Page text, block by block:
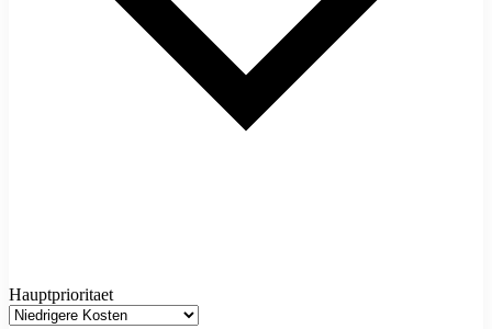
Hauptprioritaet